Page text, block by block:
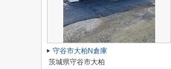
守谷市大柏N倉庫
茨城県守谷市大柏